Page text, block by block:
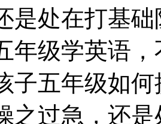
是处在打基
年级学英语
子五年级如
之过急，还